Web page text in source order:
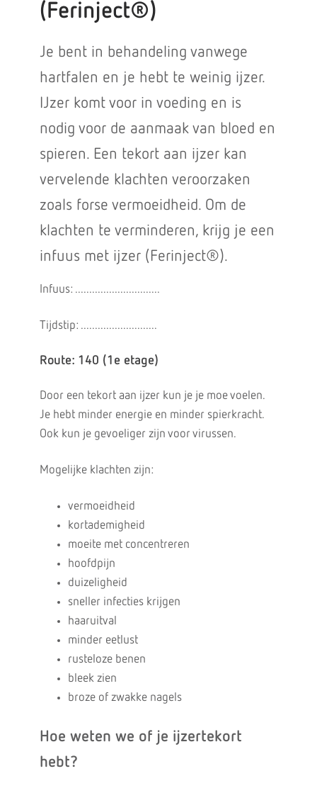
(Ferinject®)
Je bent in behandeling vanwege
hartfalen en je hebt te weinig ijzer.
IJzer komt voor in voeding en is
nodig voor de aanmaak van bloed en
spieren. Een tekort aan ijzer kan
vervelende klachten veroorzaken
zoals forse vermoeidheid. Om de
klachten te verminderen, krijg je een
infuus met ijzer (Ferinject®).
Infuus: ..............................
Tijdstip: ...........................
Route: 140 (1e etage)
Door een tekort aan ijzer kun je je moe voelen.
Je hebt minder energie en minder spierkracht.
Ook kun je gevoeliger zijn voor virussen.
Mogelijke klachten zijn:
vermoeidheid
kortademigheid
moeite met concentreren
hoofdpijn
duizeligheid
sneller infecties krijgen
haaruitval
minder eetlust
rusteloze benen
bleek zien
broze of zwakke nagels
Hoe weten we of je ijzertekort
hebt?